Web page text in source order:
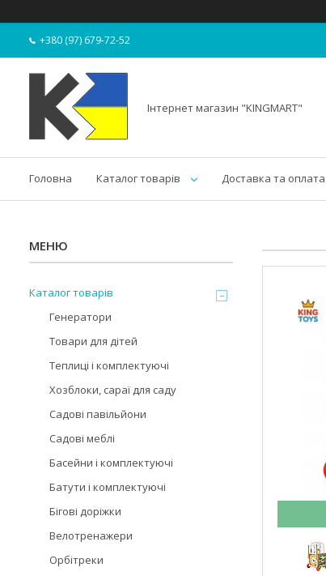
+380 (97) 679-72-52
Інтернет магазин "KINGMART"
Головна Каталог товарів Доставка та оплата
Каталог товарів
Генератори
Товари для дітей
Теплиці і комплектуючі
Хозблоки, сараї для саду
Садові павільйони
Садові меблі
Басейни і комплектуючі
Батути і комплектуючі
Бігові доріжки
Велотренажери
Орбітреки